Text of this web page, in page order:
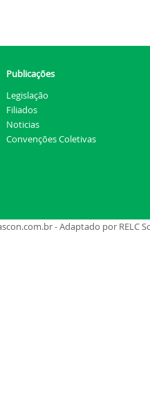
Publicações
Legislação
Filiados
Noticias
Convenções Coletivas
- Adaptado por